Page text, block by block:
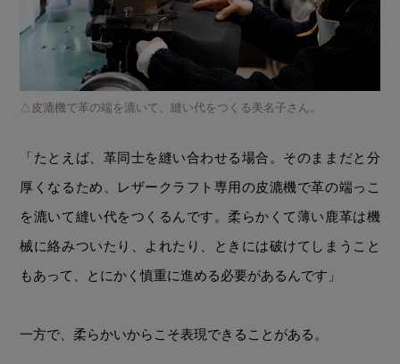
皮漉機で革の端を漉いて、縫い代をつくる美名子さん。
「たとえば、革同士を縫い合わせる場合。そのままだと分
厚くなるため、レザークラフト専用の皮漉機で革の端っこ
を漉いて縫い代をつくるんです。柔らかくて薄い鹿革は機
械に絡みついたり、よれたり、ときには破けてしまうこと
もあって、とにかく慎重に進める必要があるんです」
一方で、柔らかいからこそ表現できることがある。